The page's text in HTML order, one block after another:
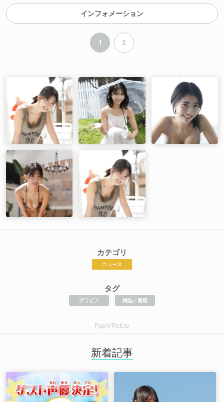
インフォメーション
1 2
カテゴリ
ニュース
タグ
グラビア 雑誌／書籍
Pop'n'Roll.tv
新着記事